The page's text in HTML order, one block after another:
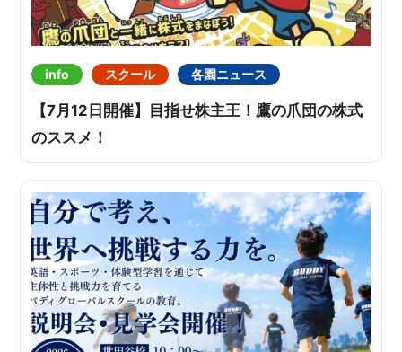
info スクール 各園ニュース
【7月12日開催】目指せ株主王！鷹の爪団の株式
のススメ！